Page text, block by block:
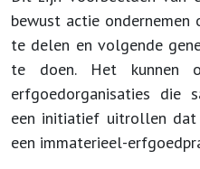
bewust actie ondernemen
te delen en volgende
te doen. Het kunnen
erfgoedorganisaties die
een initiatief uitrollen dat
een immaterieel-